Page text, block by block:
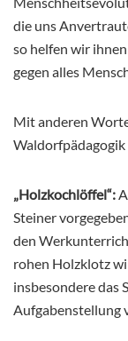
die uns
so helfen wir
gegen alles
Mit anderen
Waldorfpädagogik
„Holzkochlöffel“:
Steiner
den
rohen Holzklotz
insbesondere das
Aufgabenstellung